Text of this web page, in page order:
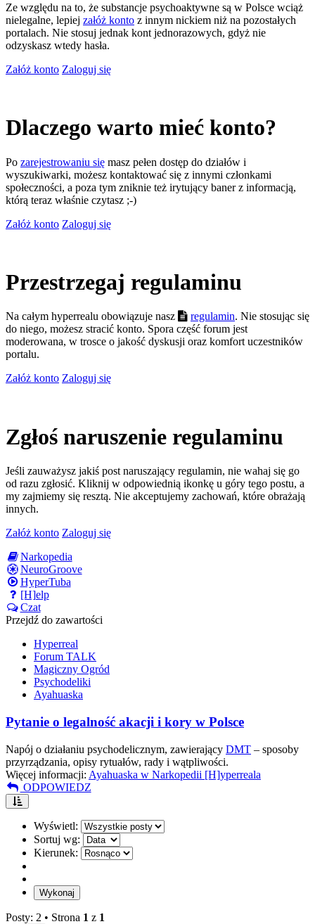
Ze względu na to, że substancje psychoaktywne są w Polsce wciąż
nielegalne, lepiej załóż konto z innym nickiem niż na pozostałych
portalach. Nie stosuj jednak kont jednorazowych, gdyż nie
odzyskasz wtedy hasła.
Załóż konto Zaloguj się
Dlaczego warto mieć konto?
Po zarejestrowaniu się masz pełen dostęp do działów i
wyszukiwarki, możesz kontaktować się z innymi członkami
społeczności, a poza tym zniknie też irytujący baner z informacją,
którą teraz właśnie czytasz ;-)
Załóż konto Zaloguj się
Przestrzegaj regulaminu
Na całym hyperrealu obowiązuje nasz regulamin. Nie stosując się
do niego, możesz stracić konto. Spora część forum jest
moderowana, w trosce o jakość dyskusji oraz komfort uczestników
portalu.
Załóż konto Zaloguj się
Zgłoś naruszenie regulaminu
Jeśli zauważysz jakiś post naruszający regulamin, nie wahaj się go
od razu zgłosić. Kliknij w odpowiednią ikonkę u góry tego postu, a
my zajmiemy się resztą. Nie akceptujemy zachowań, które obrażają
innych.
Załóż konto Zaloguj się
Narkopedia
NeuroGroove
HyperTuba
[H]elp
Czat
Przejdź do zawartości
Hyperreal
Forum TALK
Magiczny Ogród
Psychodeliki
Ayahuaska
Pytanie o legalność akacji i kory w Polsce
Napój o działaniu psychodelicznym, zawierający DMT – sposoby
przyrządzania, opisy rytuałów, rady i wątpliwości.
Więcej informacji: Ayahuaska w Narkopedii [H]yperreala
ODPOWIEDZ
Wyświetl:
Sortuj wg:
Kierunek:
Posty: 2 • Strona 1 z 1